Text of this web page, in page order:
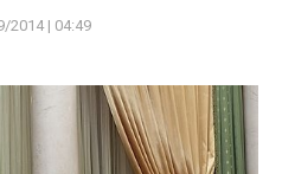
2014 | 04:49